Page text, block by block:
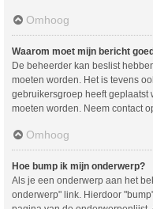
Omhoog
Waarom moet mijn bericht
De beheerder kan beslist
moeten worden. Het is tevens
gebruikersgroep heeft
moeten worden. Neem contact
Omhoog
Hoe bump ik mijn onderwerp?
Als je een onderwerp aan het
onderwerp" link. Hierdoor